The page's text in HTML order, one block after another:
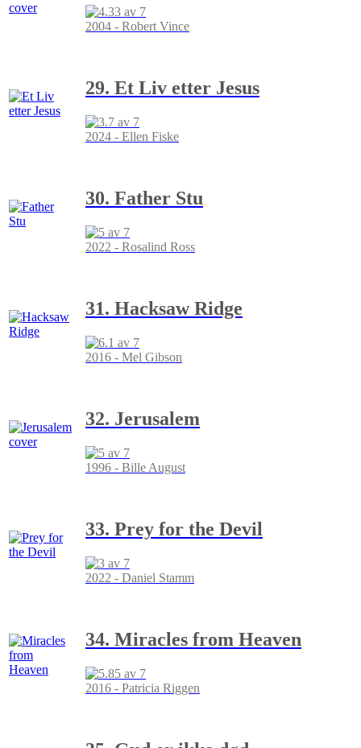
2004 - Robert Vince
29. Et Liv etter Jesus
2024 - Ellen Fiske
30. Father Stu
2022 - Rosalind Ross
31. Hacksaw Ridge
2016 - Mel Gibson
32. Jerusalem
1996 - Bille August
33. Prey for the Devil
2022 - Daniel Stamm
34. Miracles from Heaven
2016 - Patricia Riggen